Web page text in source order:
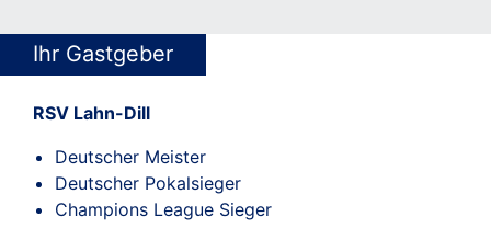
Ihr Gastgeber
RSV Lahn-Dill
Deutscher Meister
Deutscher Pokalsieger
Champions League Sieger